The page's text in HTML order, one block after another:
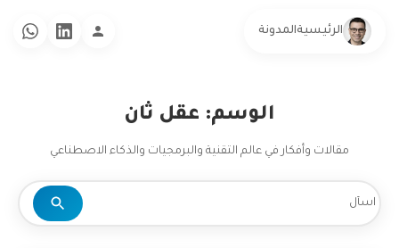
الرئيسيةالمدونة
الوسم: عقل ثان
مقالات وأفكار في عالم التقنية والبرمجيات والذكاء الاصطناعي